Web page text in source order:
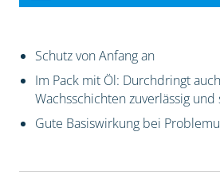
Schutz von Anfang an
Im Pack mit Öl: Durchdringt
Wachsschichten zuverlässig und
Gute Basiswirkung bei